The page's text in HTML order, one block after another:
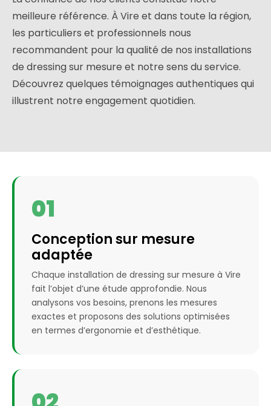
meilleure référence. À Vire et dans toute la région,
les particuliers et professionnels nous
recommandent pour la qualité de nos installations
de dressing sur mesure et notre sens du service.
Découvrez quelques témoignages authentiques qui
illustrent notre engagement quotidien.
01
Conception sur mesure
adaptée
Chaque installation de dressing sur mesure à Vire
fait l’objet d’une étude approfondie. Nous
analysons vos besoins, prenons les mesures
exactes et proposons des solutions optimisées
en termes d’ergonomie et d’esthétique.